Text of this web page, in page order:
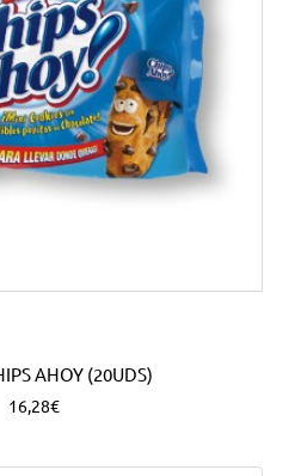
AHOY (20UDS)
16,28€